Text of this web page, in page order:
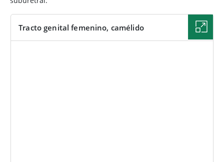
Tracto genital femenino, camélido